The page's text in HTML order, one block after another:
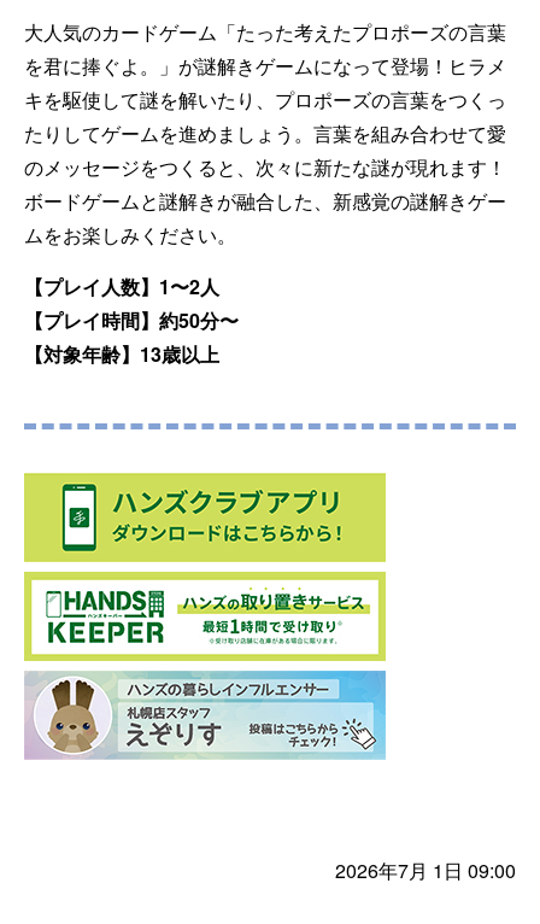
大人気のカードゲーム「たった考えたプロポーズの言葉
を君に捧ぐよ。」が謎解きゲームになって登場！ヒラメ
キを駆使して謎を解いたり、プロポーズの言葉をつくっ
たりしてゲームを進めましょう。言葉を組み合わせて愛
のメッセージをつくると、次々に新たな謎が現れます！
ボードゲームと謎解きが融合した、新感覚の謎解きゲー
ムをお楽しみください。
【プレイ人数】1〜2人
【プレイ時間】約50分〜
【対象年齢】13歳以上
2026年7月 1日 09:00